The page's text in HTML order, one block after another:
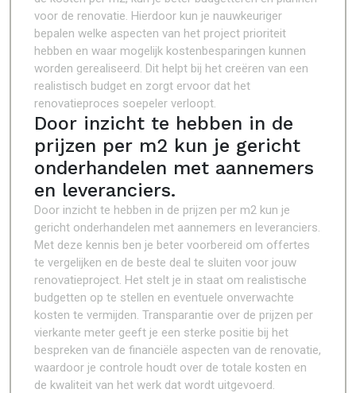
voor de renovatie. Hierdoor kun je nauwkeuriger
bepalen welke aspecten van het project prioriteit
hebben en waar mogelijk kostenbesparingen kunnen
worden gerealiseerd. Dit helpt bij het creëren van een
realistisch budget en zorgt ervoor dat het
renovatieproces soepeler verloopt.
Door inzicht te hebben in de
prijzen per m2 kun je gericht
onderhandelen met aannemers
en leveranciers.
Door inzicht te hebben in de prijzen per m2 kun je
gericht onderhandelen met aannemers en leveranciers.
Met deze kennis ben je beter voorbereid om offertes
te vergelijken en de beste deal te sluiten voor jouw
renovatieproject. Het stelt je in staat om realistische
budgetten op te stellen en eventuele onverwachte
kosten te vermijden. Transparantie over de prijzen per
vierkante meter geeft je een sterke positie bij het
bespreken van de financiële aspecten van de renovatie,
waardoor je controle houdt over de totale kosten en
de kwaliteit van het werk dat wordt uitgevoerd.